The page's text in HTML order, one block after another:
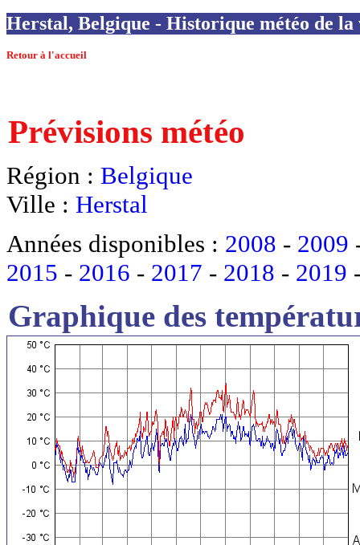
Herstal, Belgique - Historique météo de la
Retour à l'accueil
Prévisions météo
Région : Belgique
Ville : Herstal
Années disponibles : 2008 - 2009
2015 - 2016 - 2017 - 2018 - 2019
Graphique des